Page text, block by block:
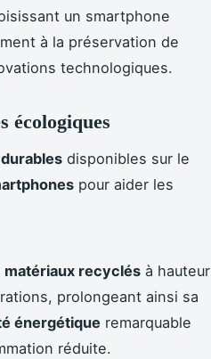
un smartphone
à la préservation de
technologiques.
écologiques
disponibles sur le
pour aider les
matériaux recyclés à hauteur
prolongeant ainsi sa
énergétique remarquable
réduite.